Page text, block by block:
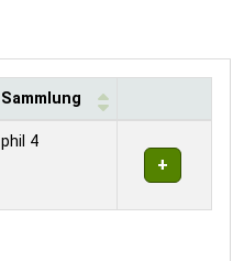
Sammlung
phil 4